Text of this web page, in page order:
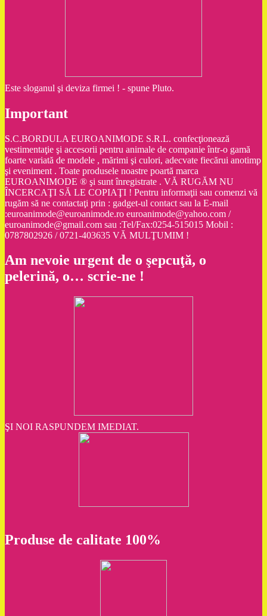
Este sloganul şi deviza firmei ! - spune Pluto.
Important
S.C.BORDULA EUROANIMODE S.R.L. confecţionează
vestimentaţie şi accesorii pentru animale de companie într-o gamă
foarte variată de modele , mărimi şi culori, adecvate fiecărui anotimp
şi eveniment . Toate produsele noastre poartă marca
EUROANIMODE ® şi sunt înregistrate . VĂ RUGĂM NU
ÎNCERCAŢI SĂ LE COPIAŢI ! Pentru informaţii sau comenzi vă
rugăm să ne contactaţi prin : gadget-ul contact sau la E-mail
:euroanimode@euroanimode.ro euroanimode@yahoo.com /
euroanimode@gmail.com sau :Tel/Fax:0254-515015 Mobil :
0787802926 / 0721-403635 VĂ MULŢUMIM !
Am nevoie urgent de o şepcuţă, o
pelerină, o… scrie-ne !
ŞI NOI RASPUNDEM IMEDIAT.
Produse de calitate 100%